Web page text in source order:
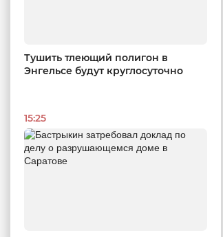
Тушить тлеющий полигон в
Энгельсе будут круглосуточно
15:25